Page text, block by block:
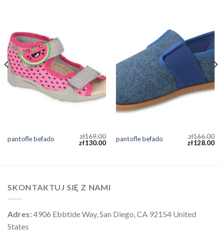
pantofle befado zł169.00
zł130.00 pantofle befado zł166.00
zł128.00
SKONTAKTUJ SIĘ Z NAMI
Adres:4906 Ebbtide Way, San Diego, CA 92154 United
States